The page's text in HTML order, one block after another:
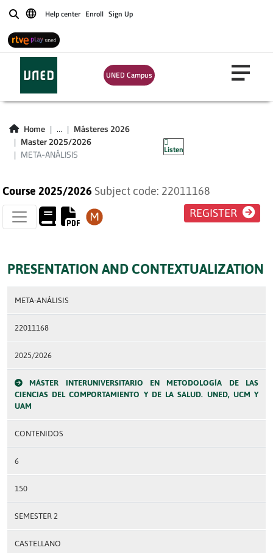
BuscarHelp center Enroll Sign Up
UNED Campus
Home ...
Másteres 2026
Master 2025/2026
META-ANÁLISIS
Listen
META-ANÁLISIS
Course 2025/2026 Subject code: 22011168
REGISTER
PRESENTATION AND CONTEXTUALIZATION
META-ANÁLISIS
22011168
2025/2026
MÁSTER INTERUNIVERSITARIO EN METODOLOGÍA DE LAS
CIENCIAS DEL COMPORTAMIENTO Y DE LA SALUD. UNED, UCM Y
UAM
CONTENIDOS
6
150
SEMESTER 2
CASTELLANO